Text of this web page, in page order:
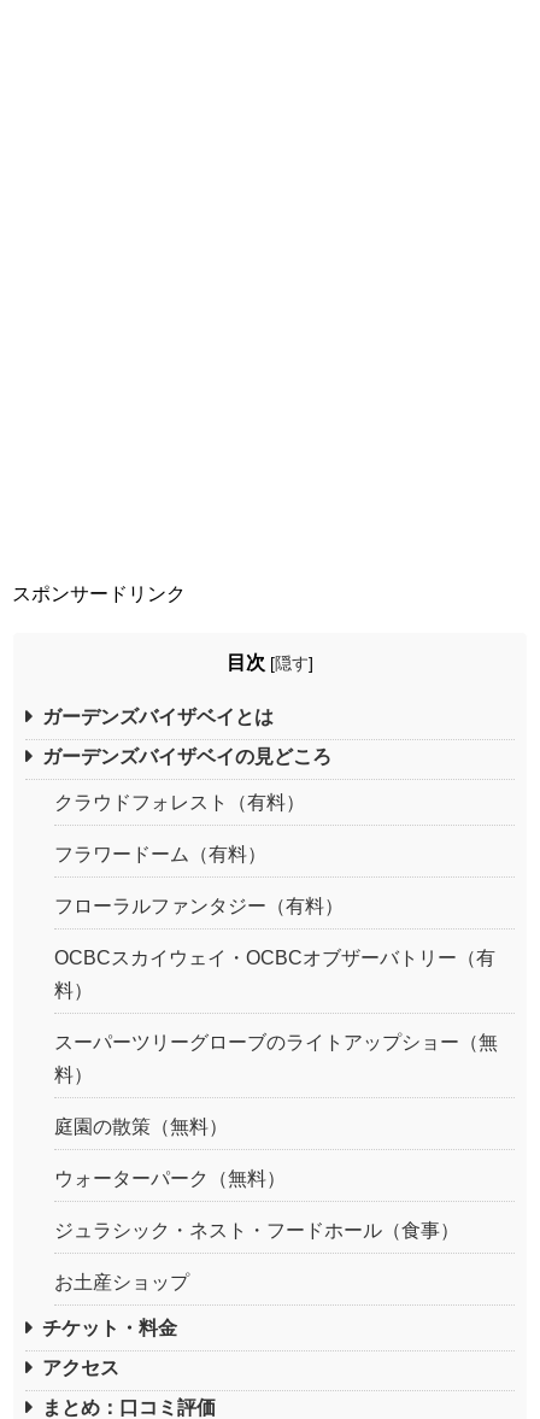
スポンサードリンク
目次 [隠す]
ガーデンズバイザベイとは
ガーデンズバイザベイの見どころ
クラウドフォレスト（有料）
フラワードーム（有料）
フローラルファンタジー（有料）
OCBCスカイウェイ・OCBCオブザーバトリー（有
料）
スーパーツリーグローブのライトアップショー（無
料）
庭園の散策（無料）
ウォーターパーク（無料）
ジュラシック・ネスト・フードホール（食事）
お土産ショップ
チケット・料金
アクセス
まとめ：口コミ評価